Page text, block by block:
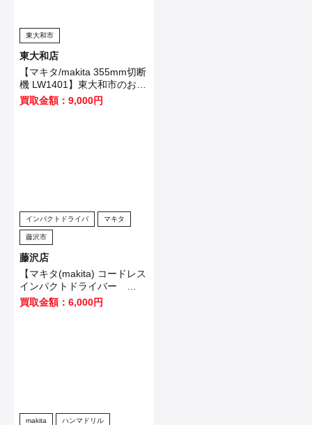
東大和市
東大和店
【マキタ/makita 355mm切断
機 LW1401】東大和市のお客
様から買取させていただきま
買取金額：9,000円
インパクトドライバ マキタ
藤沢市
藤沢店
【マキタ(makita) コードレス
インパクトドライバー
TD173DB】大田区のお客様
から買取させていただきまし
買取金額：6,000円
makita ハンマドリル